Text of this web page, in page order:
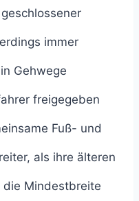
immer
Gehwege
freigegeben
Fuß- und
als ihre älteren
die Mindestbreite